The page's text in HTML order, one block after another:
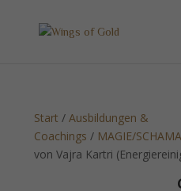
Start /Ausbildungen &
Coachings / MAGIE/
von Vajra Kartri